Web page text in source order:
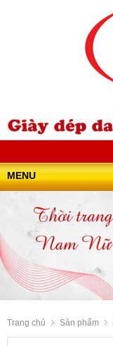
MENU
Trang chủ Sản phẩm